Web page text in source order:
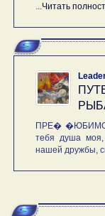
Читать
ПРЕ�
тебя душа моя,
нашей дружбы,